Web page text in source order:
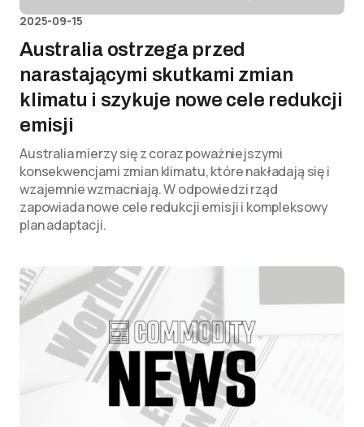
2025-09-15
Australia ostrzega przed
narastającymi skutkami zmian
klimatu i szykuje nowe cele redukcji
emisji
Australia mierzy się z coraz poważniejszymi
konsekwencjami zmian klimatu, które nakładają się i
wzajemnie wzmacniają. W odpowiedzi rząd
zapowiada nowe cele redukcji emisji i kompleksowy
plan adaptacji.